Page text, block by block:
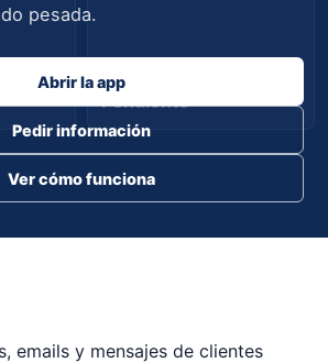
Pendiente
pesada.
Abrir la app
Pedir información
Ver cómo funciona
emails y mensajes de clientes